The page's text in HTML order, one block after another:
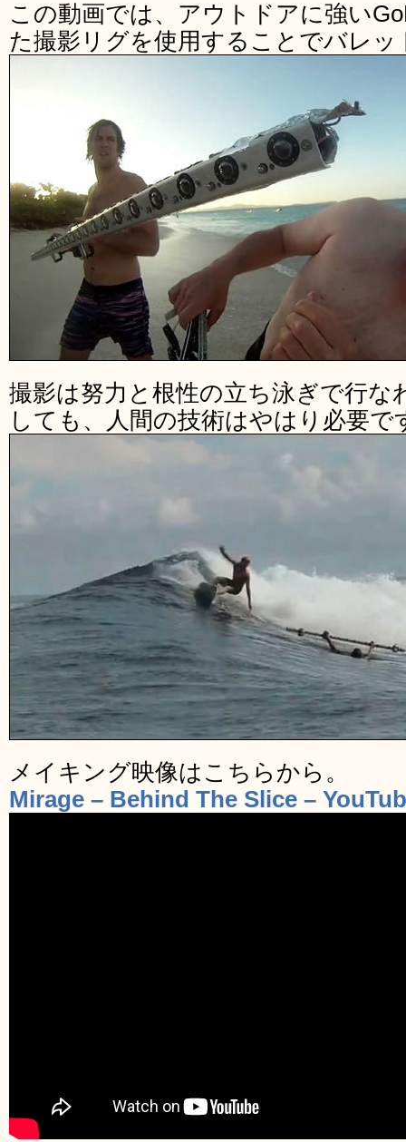
この動画では、アウトドアに強い
た撮影リグを使用することでバレッ
撮影は努力と根性の立ち泳ぎで行な
しても、人間の技術はやはり必要で
メイキング映像はこちらから。
Mirage – Behind The Slice –